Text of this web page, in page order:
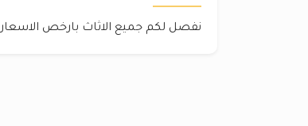
نفصل لكم جميع الاثاث بارخص الاسعار